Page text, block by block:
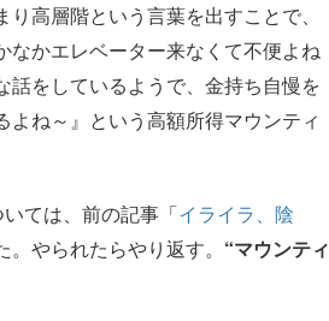
高層階という言葉を出すことで、
なかエレベーター来なくて不便よね
話をしているようで、金持ち自慢を
ね～』という高額所得マウンティ
ては、前の記事「イライラ、陰
。やられたらやり返す。 “マウンティ